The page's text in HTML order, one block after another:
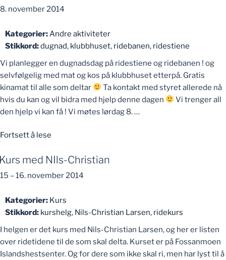
8. november 2014
Kategorier: Andre aktiviteter
Stikkord:dugnad, klubbhuset, ridebanen, ridestiene
Vi planlegger en dugnadsdag på ridestiene og ridebanen ! og
selvfølgelig med mat og kos på klubbhuset etterpå. Gratis
kinamat til alle som deltar
Ta kontakt med styret allerede nå
hvis du kan og vil bidra med hjelp denne dagen
Vi trenger all
den hjelp vi kan få ! Vi møtes lørdag 8. …
Fortsett å lese
med NIls-Christian
15 –16. november 2014
Kategorier: Kurs
Stikkord: kurshelg, Nils-Christian Larsen, ridekurs
I helgen er det kurs med Nils-Christian Larsen, og her er listen
over ridetidene til de som skal delta. Kurset er på Fossanmoen
Islandshestsenter. Og for dere som ikke skal ri, men har lyst til å